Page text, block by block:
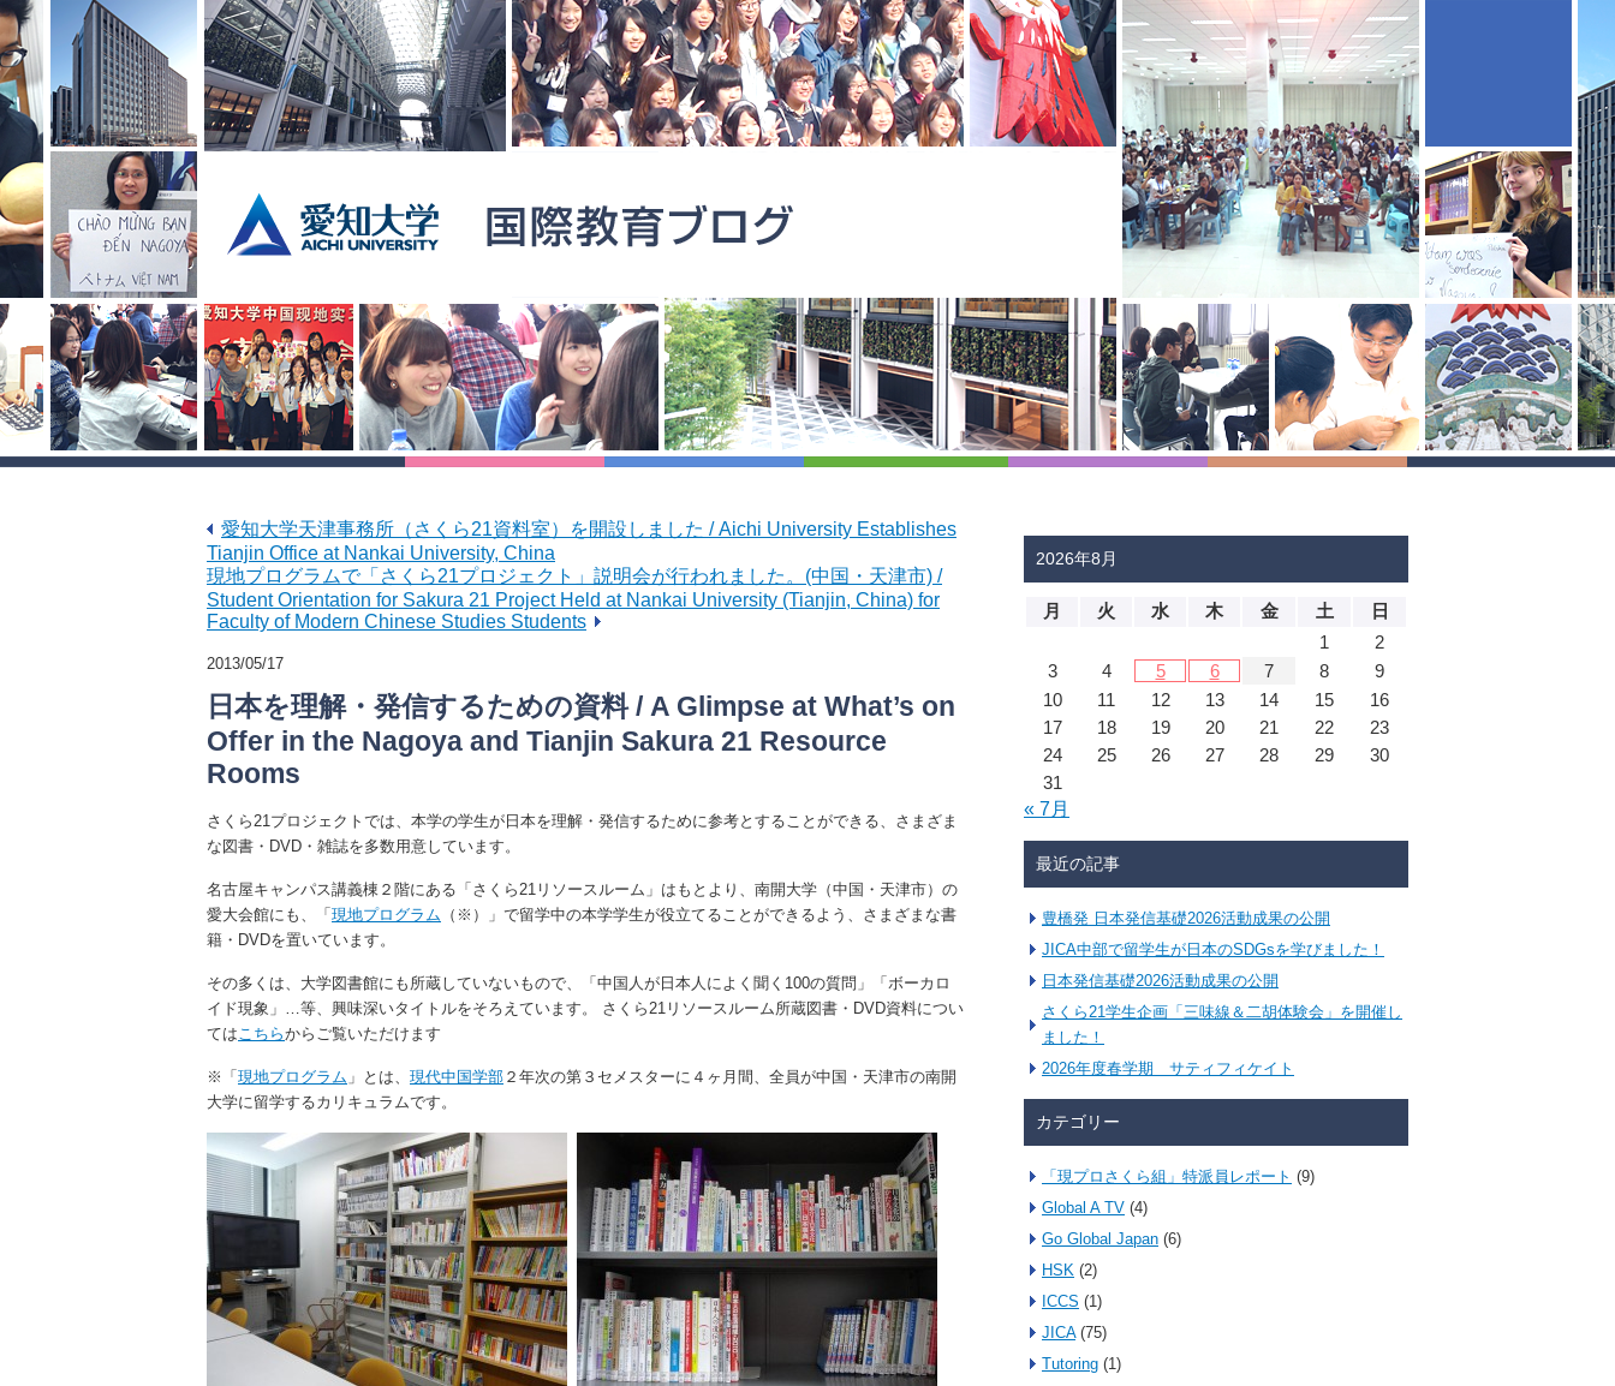
愛知大学天津事務所（さくら21資料室）を開設しました / Aichi University Establishes
Tianjin Office at Nankai University, China
現地プログラムで「さくら21プロジェクト」説明会が行われました。(中国・天津市) /
Student Orientation for Sakura 21 Project Held at Nankai University (Tianjin, China) for
Faculty of Modern Chinese Studies Students
2013/05/17
日本を理解・発信するための資料 / A Glimpse at What’s on
Offer in the Nagoya and Tianjin Sakura 21 Resource
Rooms
さくら21プロジェクトでは、本学の学生が日本を理解・発信するために参考とすることができる、さまざま
な図書・DVD・雑誌を多数用意しています。
名古屋キャンパス講義棟２階にある「さくら21リソースルーム」はもとより、南開大学（中国・天津市）の
愛大会館にも、「 現地プログラム （※）」で留学中の本学学生が役立てることができるよう、さまざまな書
籍・DVDを置いています。
その多くは、大学図書館にも所蔵していないもので、「中国人が日本人によく聞く100の質問」「ボーカロ
イド現象」…等、興味深いタイトルをそろえています。 さくら21リソースルーム所蔵図書・DVD資料につい
てはこちらからご覧いただけます
※「 現地プログラム 」とは、 現代中国学部 ２年次の第３セメスターに４ヶ月間、全員が中国・天津市の南開
大学に留学するカリキュラムです。
2026年8月
月 火 水 木 金 土
日
1
2
3
4 5 6 7 8
9
10
11 12 13 14 15
16
17
18 19 20 21 22
23
24
25 26 27 28 29
30
31
« 7月
最近の記事
豊橋発 日本発信基礎2026活動成果の公開
JICA中部で留学生が日本のSDGsを学びました！
日本発信基礎2026活動成果の公開
さくら21学生企画「三味線＆二胡体験会」を開催し
ました！
2026年度春学期 サティフィケイト
カテゴリー
「現プロさくら組」特派員レポート (9)
Global A TV (4)
Go Global Japan (6)
HSK (2)
ICCS (1)
JICA(75)
Tutoring (1)